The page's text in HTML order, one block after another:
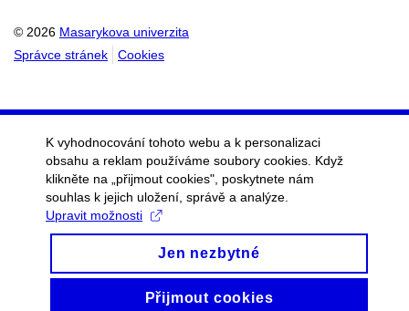
© 2026 Masarykova univerzita
Správce stránek
Cookies
K vyhodnocování tohoto webu a k personalizaci
obsahu a reklam používáme soubory cookies. Když
klikněte na „přijmout cookies", poskytnete nám
souhlas k jejich uložení, správě a analýze.
Upravit možnosti
Jen nezbytné
Přijmout cookies